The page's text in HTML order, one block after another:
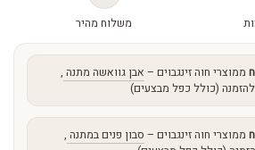
משלוח מהיר
ממוצרי חוה זינגבוים – אבן גוואשה מתנה ,
(כולל כפל מבצעים)
ממוצרי חוה זינגבוים – סבון פנים במתנה ,